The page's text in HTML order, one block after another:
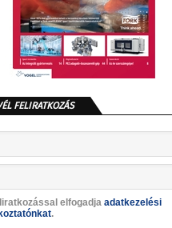
FELIRATKOZÁS
elfogadja adatkezelési
.